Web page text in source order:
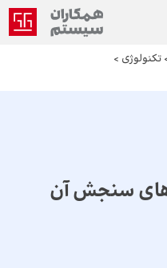
تکنولوژی >
سنجش آن